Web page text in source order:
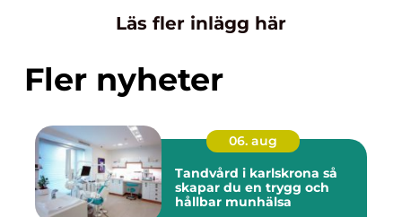
Läs fler inlägg här
Fler nyheter
06. aug
Tandvård i karlskrona så
skapar du en trygg och
hållbar munhälsa